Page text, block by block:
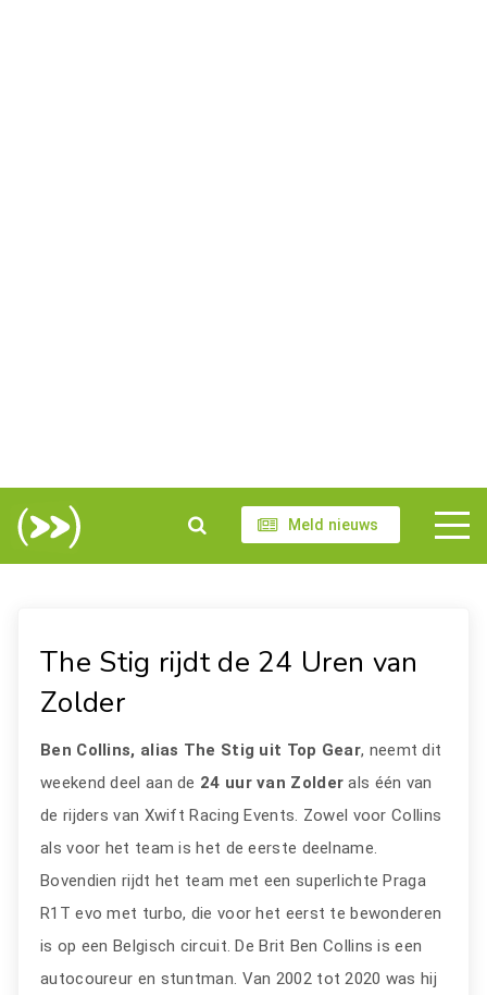
Meld nieuws
The Stig rijdt de 24 Uren van
Zolder
Ben Collins, alias The Stig uit Top Gear, neemt dit
weekend deel aan de 24 uur van Zolder als één van
de rijders van Xwift Racing Events. Zowel voor Collins
als voor het team is het de eerste deelname.
Bovendien rijdt het team met een superlichte Praga
R1T evo met turbo, die voor het eerst te bewonderen
is op een Belgisch circuit. De Brit Ben Collins is een
autocoureur en stuntman. Van 2002 tot 2020 was hij